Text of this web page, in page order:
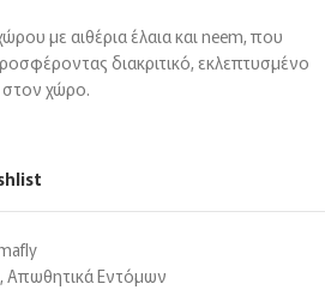
με αιθέρια έλαια και neem, που
διακριτικό, εκλεπτυσμένο
χώρο.
, Απωθητικά Εντόμων